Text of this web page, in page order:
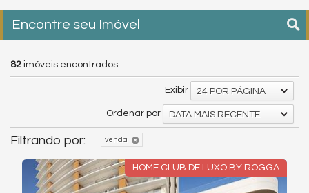
Encontre seu Imóvel
82 imóveis encontrados
Exibir 24 POR PÁGINA
Ordenar por DATA MAIS RECENTE
Filtrando por: venda
HOME CLUB DE LUXO BY ROGGA